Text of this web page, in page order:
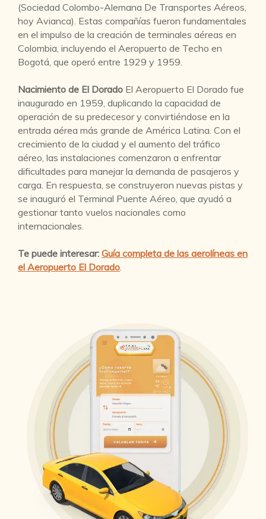
(Sociedad Colombo-Alemana De Transportes Aéreos,
hoy Avianca). Estas compañías fueron fundamentales
en el impulso de la creación de terminales aéreas en
Colombia, incluyendo el Aeropuerto de Techo en
Bogotá, que operó entre 1929 y 1959.
Nacimiento de El Dorado El Aeropuerto El Dorado fue
inaugurado en 1959, duplicando la capacidad de
operación de su predecesor y convirtiéndose en la
entrada aérea más grande de América Latina. Con el
crecimiento de la ciudad y el aumento del tráfico
aéreo, las instalaciones comenzaron a enfrentar
dificultades para manejar la demanda de pasajeros y
carga. En respuesta, se construyeron nuevas pistas y
se inauguró el Terminal Puente Aéreo, que ayudó a
gestionar tanto vuelos nacionales como
internacionales.
Te puede interesar: Guía completa de las aerolíneas en
el Aeropuerto El Dorado